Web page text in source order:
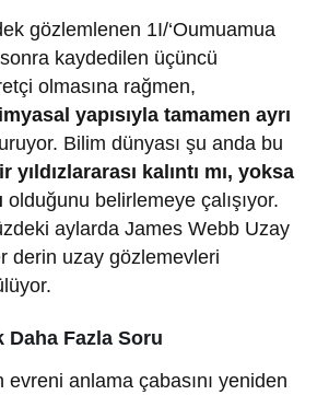
gözlemlenen 1I/‘Oumuamua
kaydedilen üçüncü
olmasına rağmen,
yapısıyla tamamen ayrı
Bilim dünyası şu anda bu
yıldızlararası kalıntı mı, yoksa
olduğunu belirlemeye çalışıyor.
aylarda James Webb Uzay
derin uzay gözlemevleri
Daha Fazla Soru
evreni anlama çabasını yeniden